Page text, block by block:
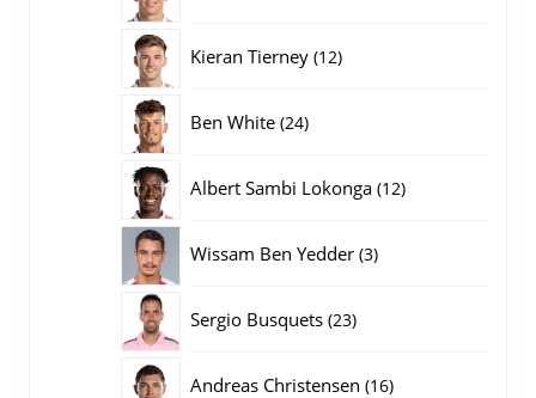
Kieran Tierney 1212
Ben White 2424
Albert Sambi Lokonga 1212
Wissam Ben Yedder 33
Sergio Busquets 2323
Andreas Christensen 1616